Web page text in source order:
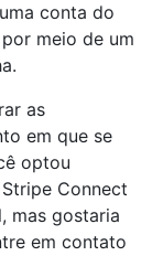
conta do
meio de um
as
em que se
optou
Connect
mas gostaria
em contato